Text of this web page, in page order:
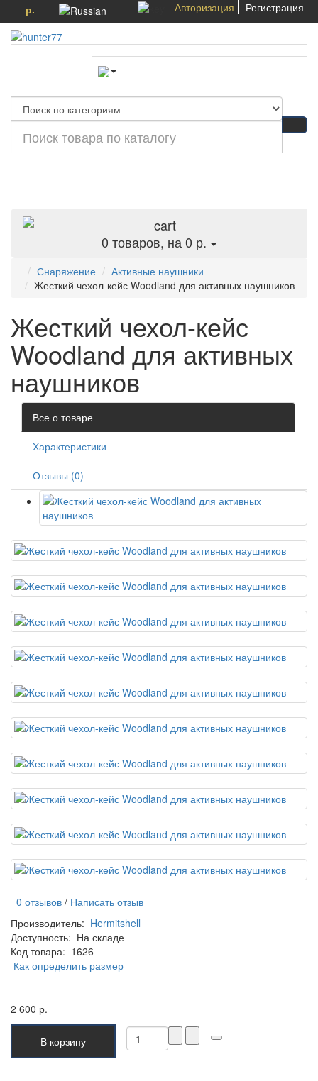
р. Авторизация Регистрация
0 товаров, на 0 р.
Снаряжение
Активные наушники
Жесткий чехол-кейс Woodland для активных наушников
Жесткий чехол-кейс
Woodland для активных
наушников
Все о товаре
Характеристики
Отзывы (0)
0 отзывов / Написать отзыв
Производитель: Hermitshell
Доступность: На складе
Код товара: 1626
Как определить размер
2 600 р.
В корзину